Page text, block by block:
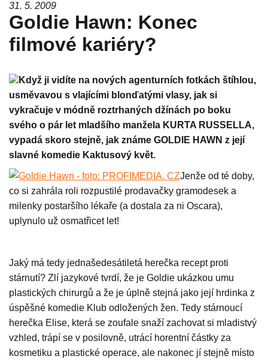
31. 5. 2009
Goldie Hawn: Konec
filmové kariéry?
Když ji vidíte na nových agenturních fotkách štíhlou,
usměvavou s vlajícími blonďatými vlasy, jak si
vykračuje v módně roztrhaných džínách po boku
svého o pár let mladšího manžela KURTA RUSSELLA,
vypadá skoro stejně, jak známe GOLDIE HAWN z její
slavné komedie Kaktusový květ.
Jenže od té doby,
co si zahrála roli rozpustilé prodavačky gramodesek a
milenky postaršího lékaře (a dostala za ni Oscara),
uplynulo už osmatřicet let!
Jaký má tedy jednašedesátiletá herečka recept proti
stárnutí? Zlí jazykové tvrdí, že je Goldie ukázkou umu
plastických chirurgů a že je úplně stejná jako její hrdinka z
úspěšné komedie Klub odložených žen. Tedy stárnoucí
herečka Elise, která se zoufale snaží zachovat si mladistvý
vzhled, trápí se v posilovně, utrácí horentní částky za
kosmetiku a plastické operace, ale nakonec jí stejně místo